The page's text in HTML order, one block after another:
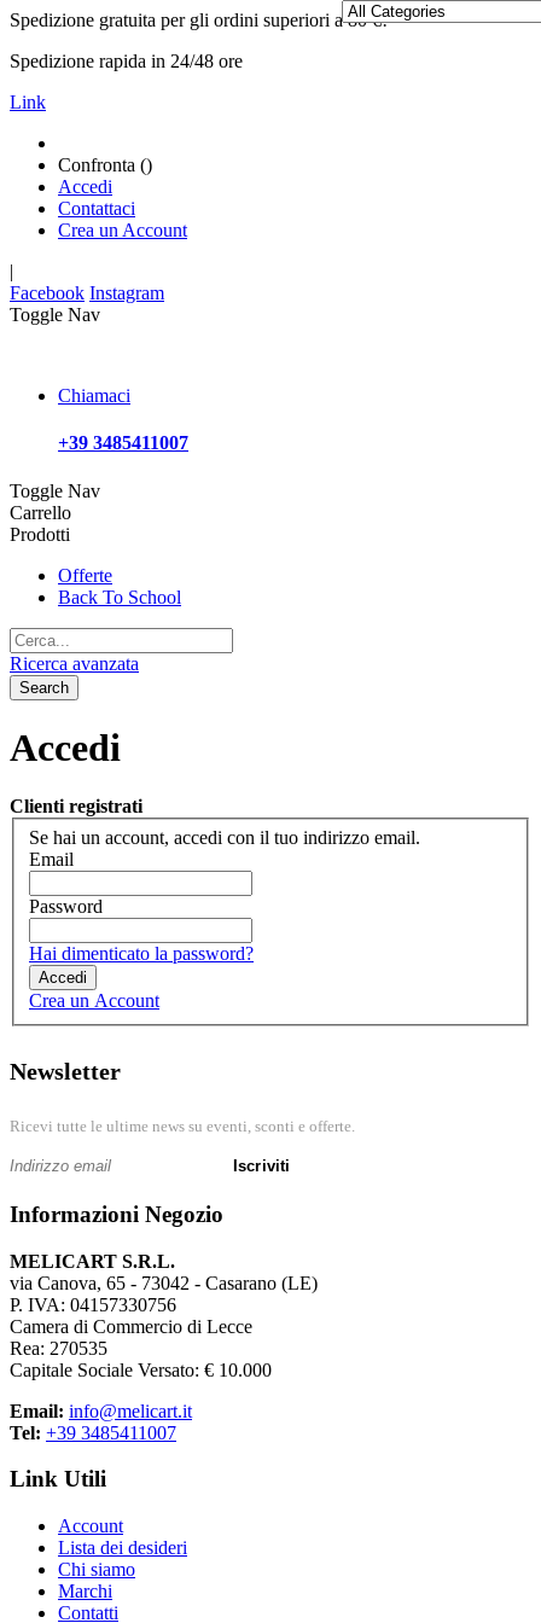
Spedizione gratuita per gli ordini superiori a 80 €!
Spedizione rapida in 24/48 ore
Link
Confronta ()
Accedi
Contattaci
Crea un Account
|
Facebook Instagram
Toggle Nav
Chiamaci
+39 3485411007
Toggle Nav
Carrello
Prodotti
Offerte
Back To School
Ricerca avanzata
Search
Accedi
Clienti registrati
Se hai un account, accedi con il tuo indirizzo email.
Email
Password
Hai dimenticato la password?
Accedi
Crea un Account
Newsletter
Ricevi tutte le ultime news su eventi, sconti e offerte.
Iscriviti
Informazioni Negozio
MELICART S.R.L.
via Canova, 65 - 73042 - Casarano (LE)
P. IVA: 04157330756
Camera di Commercio di Lecce
Rea: 270535
Capitale Sociale Versato: € 10.000
Email: info@melicart.it
Tel: +39 3485411007
Link Utili
Account
Lista dei desideri
Chi siamo
Marchi
Contatti